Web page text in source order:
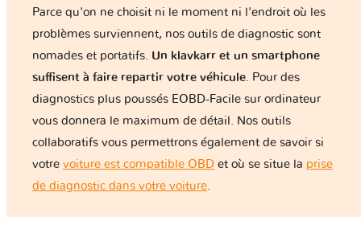
Parce qu'on ne choisit ni le moment ni l'endroit où les
problèmes surviennent, nos outils de diagnostic sont
nomades et portatifs. Un klavkarr et un smartphone
suffisent à faire repartir votre véhicule. Pour des
diagnostics plus poussés EOBD-Facile sur ordinateur
vous donnera le maximum de détail. Nos outils
collaboratifs vous permettrons également de savoir si
votre voiture est compatible OBD et où se situe la prise
de diagnostic dans votre voiture.